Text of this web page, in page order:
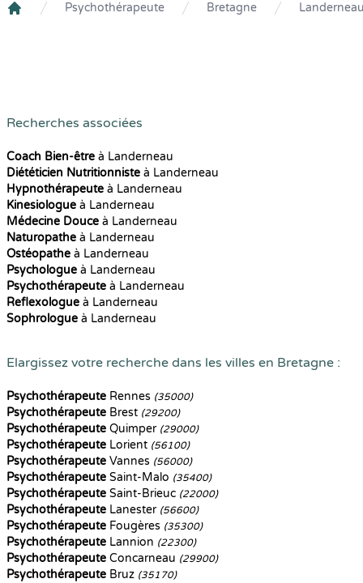
Psychothérapeute Bretagne
Recherches associées
Coach Bien-être à Landerneau
Diététicien Nutritionniste à Landerneau
Hypnothérapeute à Landerneau
Kinesiologue à Landerneau
Médecine Douce à Landerneau
Naturopathe à Landerneau
Ostéopathe à Landerneau
Psychologue à Landerneau
Psychothérapeute à Landerneau
Reflexologue à Landerneau
Sophrologue à Landerneau
Elargissez votre recherche dans les villes en Bretagne :
Psychothérapeute Rennes (35000)
Psychothérapeute Brest (29200)
Psychothérapeute Quimper (29000)
Psychothérapeute Lorient (56100)
Psychothérapeute Vannes (56000)
Psychothérapeute Saint-Malo (35400)
Psychothérapeute Saint-Brieuc (22000)
Psychothérapeute Lanester (56600)
Psychothérapeute Fougères (35300)
Psychothérapeute Lannion (22300)
Psychothérapeute Concarneau (29900)
Psychothérapeute Bruz (35170)